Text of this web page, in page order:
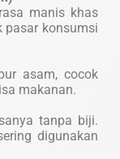
manis khas
pasar konsumsi
asam, cocok
makanan.
tanpa biji.
digunakan